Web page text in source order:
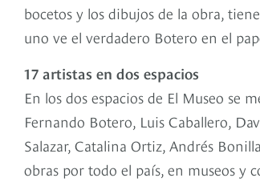
bocetos y los dibujos de la obra,
uno ve el verdadero Botero en el
17 artistas en dos espacios
En los dos espacios de El Museo se
Fernando Botero, Luis Caballero,
Salazar, Catalina Ortiz, Andrés
obras por todo el país, en museos y